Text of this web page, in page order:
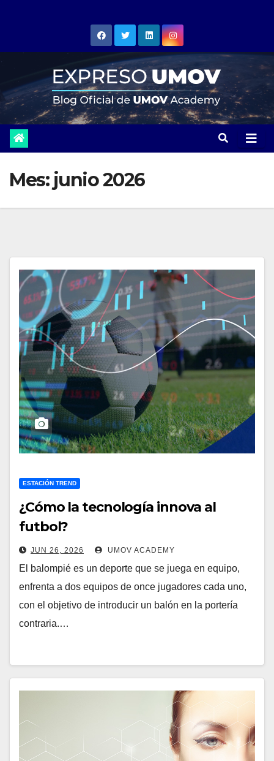
Mes: junio 2026
ESTACIÓN TREND
¿Cómo la tecnología innova al
futbol?
JUN 26, 2026 UMOV ACADEMY
El balompié es un deporte que se juega en equipo,
enfrenta a dos equipos de once jugadores cada uno,
con el objetivo de introducir un balón en la portería
contraria.…